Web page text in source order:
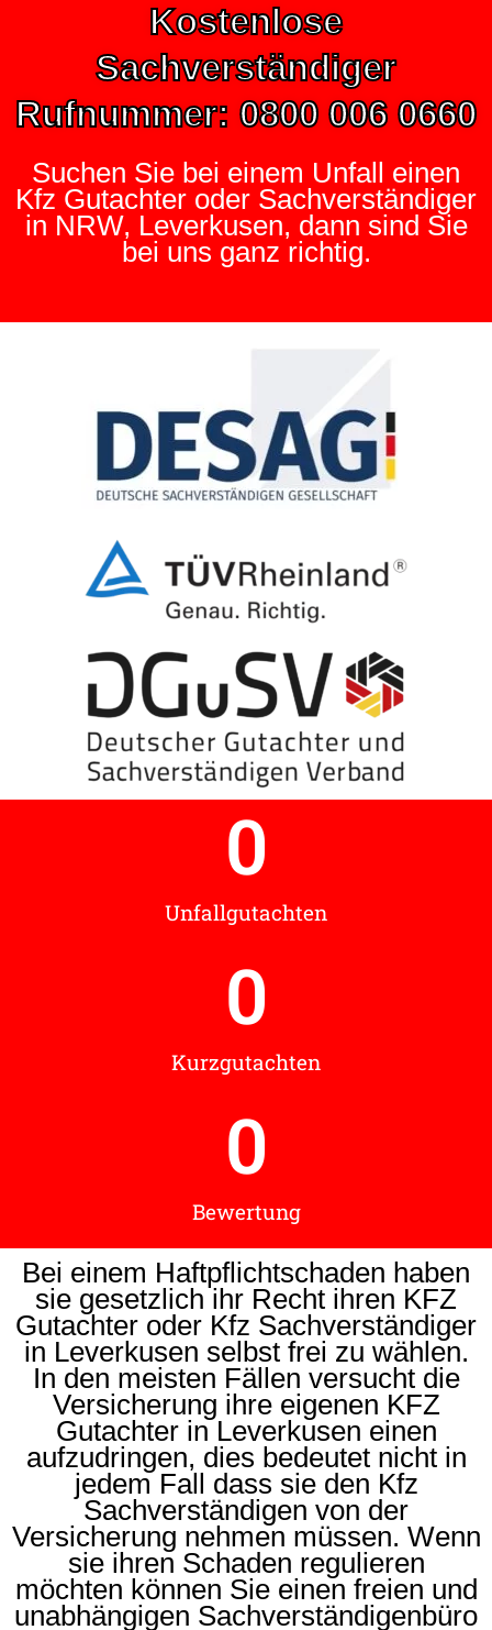
Kostenlose
Sachverständiger
Rufnummer: 0800 006 0660
Suchen Sie bei einem Unfall einen
Kfz Gutachter oder Sachverständiger
in NRW, Leverkusen, dann sind Sie
bei uns ganz richtig.
Unfallgutachten
0
Kurzgutachten
0
Bewertung
0
Bei einem Haftpflichtschaden haben
sie gesetzlich ihr Recht ihren KFZ
Gutachter oder Kfz Sachverständiger
in Leverkusen selbst frei zu wählen.
In den meisten Fällen versucht die
Versicherung ihre eigenen KFZ
Gutachter in Leverkusen einen
aufzudringen, dies bedeutet nicht in
jedem Fall dass sie den Kfz
Sachverständigen von der
Versicherung nehmen müssen. Wenn
sie ihren Schaden regulieren
möchten können Sie einen freien und
unabhängigen Sachverständigenbüro